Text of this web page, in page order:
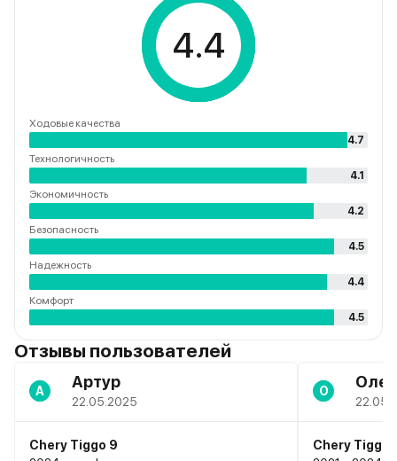
4.4
Ходовые качества
4.7
Технологичность
4.1
Экономичность
4.2
Безопасность
4.5
Надежность
4.4
Комфорт
4.5
Отзывы пользователей
А Артур
22.05.2025
Chery Tiggo 9
О
Chery Tiggo